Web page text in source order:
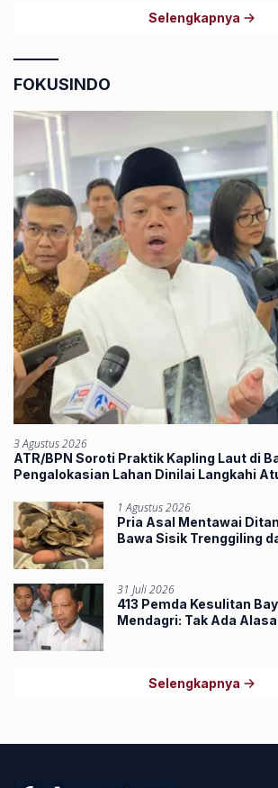
Selengkapnya
FOKUSINDO
3 Agustus 2026
ATR/BPN Soroti Praktik Kapling Laut di
Pengalokasian Lahan Dinilai Langkahi
1 Agustus 2026
Pria Asal Mentawai
Bawa Sisik Trenggiling
31 Juli 2026
413 Pemda Kesulitan
Mendagri: Tak Ada
Selengkapnya